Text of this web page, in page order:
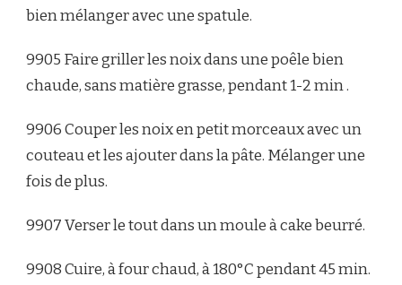
bien mélanger avec une spatule.
9905 Faire griller les noix dans une poêle bien
chaude, sans matière grasse, pendant 1-2 min .
9906 Couper les noix en petit morceaux avec un
couteau et les ajouter dans la pâte. Mélanger une
fois de plus.
9907 Verser le tout dans un moule à cake beurré.
9908 Cuire, à four chaud, à 180°Cpendant 45 min.